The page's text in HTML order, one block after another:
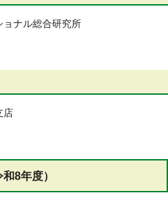
ョナル総合研究所
店
8年度）